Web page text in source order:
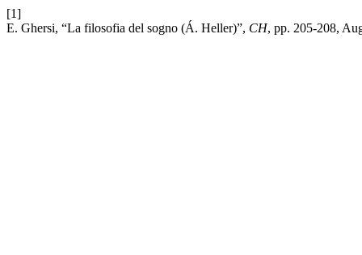
[1]
E. Ghersi, “La filosofia del sogno (Á. Heller)”, CH, pp. 205-208,